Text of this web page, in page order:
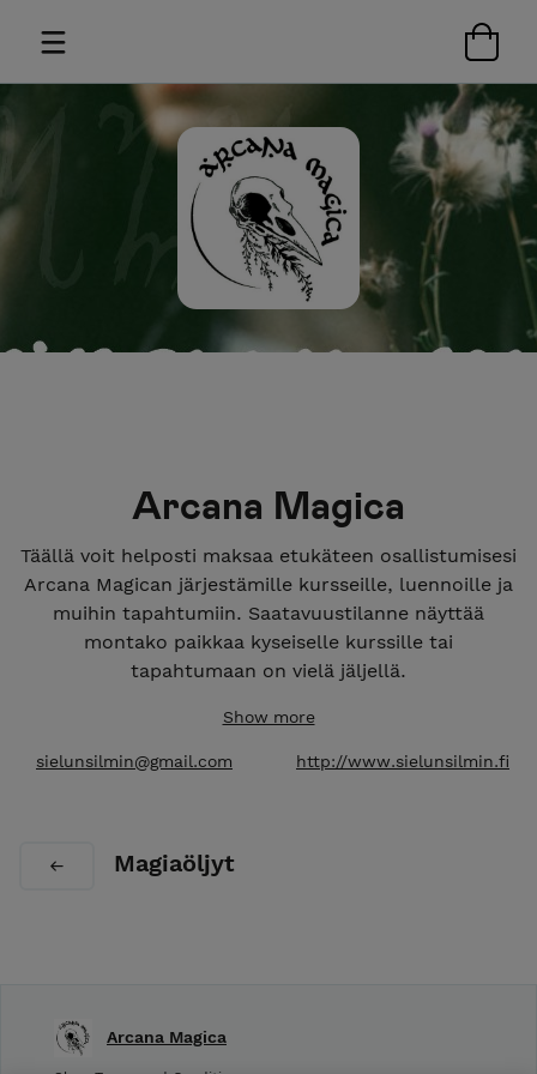
Arcana Magica
Täällä voit helposti maksaa etukäteen osallistumisesi
Arcana Magican järjestämille kursseille, luennoille ja
muihin tapahtumiin. Saatavuustilanne näyttää
montako paikkaa kyseiselle kurssille tai
tapahtumaan on vielä jäljellä.
Show more
sielunsilmin@gmail.com http://www.sielunsilmin.fi
Magiaöljyt
Arcana Magica